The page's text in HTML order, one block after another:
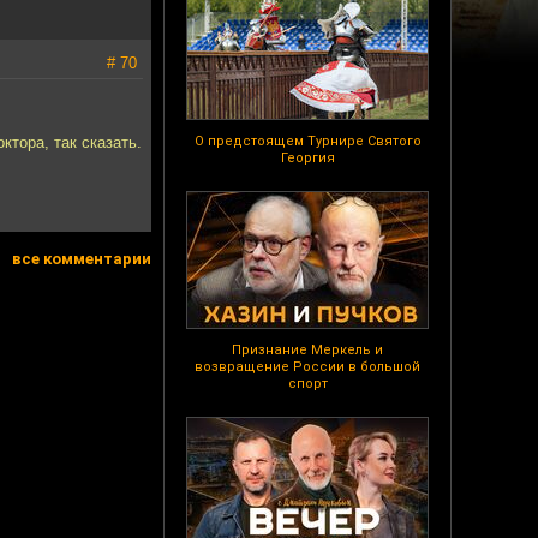
О предстоящем Турнире Святого
Георгия
Признание Меркель и
возвращение России в большой
спорт
# 70
так сказать.
все комментарии